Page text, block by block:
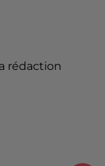
rédaction